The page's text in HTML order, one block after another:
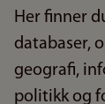
Her finner
databaser,
geografi,
politikk og